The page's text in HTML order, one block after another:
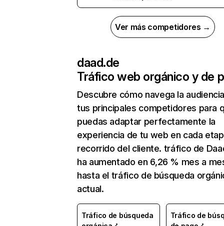
Ver más competidores →
daad.de
Tráfico web orgánico y de
Descubre cómo navega la
tus principales competidores para
puedas adaptar perfectamente la
experiencia de tu web en cada
recorrido del cliente. tráfico de
ha aumentado en 6,26 % mes a
hasta el tráfico de búsqueda
actual.
Tráfico de búsqueda
Tráfico de